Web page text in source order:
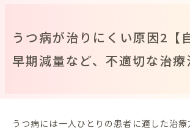
うつ病が治りにくい原因2【
早期減量など、不適切な治療
うつ病には一人ひとりの患者に適した治